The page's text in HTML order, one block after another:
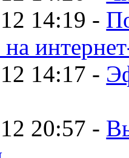
14:19 -
14:17 -
20:57 -